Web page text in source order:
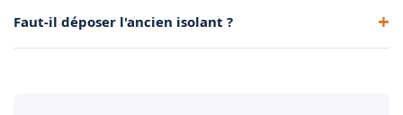
particulièrement utile dans la région toulousaine.
Faut-il déposer l'ancien isolant ?